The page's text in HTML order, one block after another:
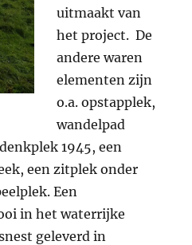
uitmaakt van
het project. De
andere waren
elementen zijn
o.a. opstapplek,
wandelpad
1945, een
een zitplek onder
Een
in het waterrijke
geleverd in